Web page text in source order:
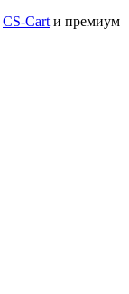
CS-Cart и премиум